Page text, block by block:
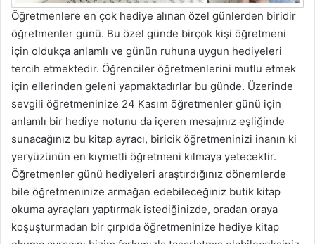
Öğretmenlere en çok hediye alınan özel günlerden biridir
öğretmenler günü. Bu özel günde birçok kişi öğretmeni
için oldukça anlamlı ve günün ruhuna uygun hediyeleri
tercih etmektedir. Öğrenciler öğretmenlerini mutlu etmek
için ellerinden geleni yapmaktadırlar bu günde. Üzerinde
sevgili öğretmeninize 24 Kasım öğretmenler günü için
anlamlı bir hediye notunu da içeren mesajınız eşliğinde
sunacağınız bu kitap ayracı, biricik öğretmeninizi inanın ki
yeryüzünün en kıymetli öğretmeni kılmaya yetecektir.
Öğretmenler günü hediyeleri araştırdığınız dönemlerde
bile öğretmeninize armağan edebileceğiniz butik kitap
okuma ayraçları yaptırmak istediğinizde, oradan oraya
koşuşturmadan bir çırpıda öğretmeninize hediye kitap